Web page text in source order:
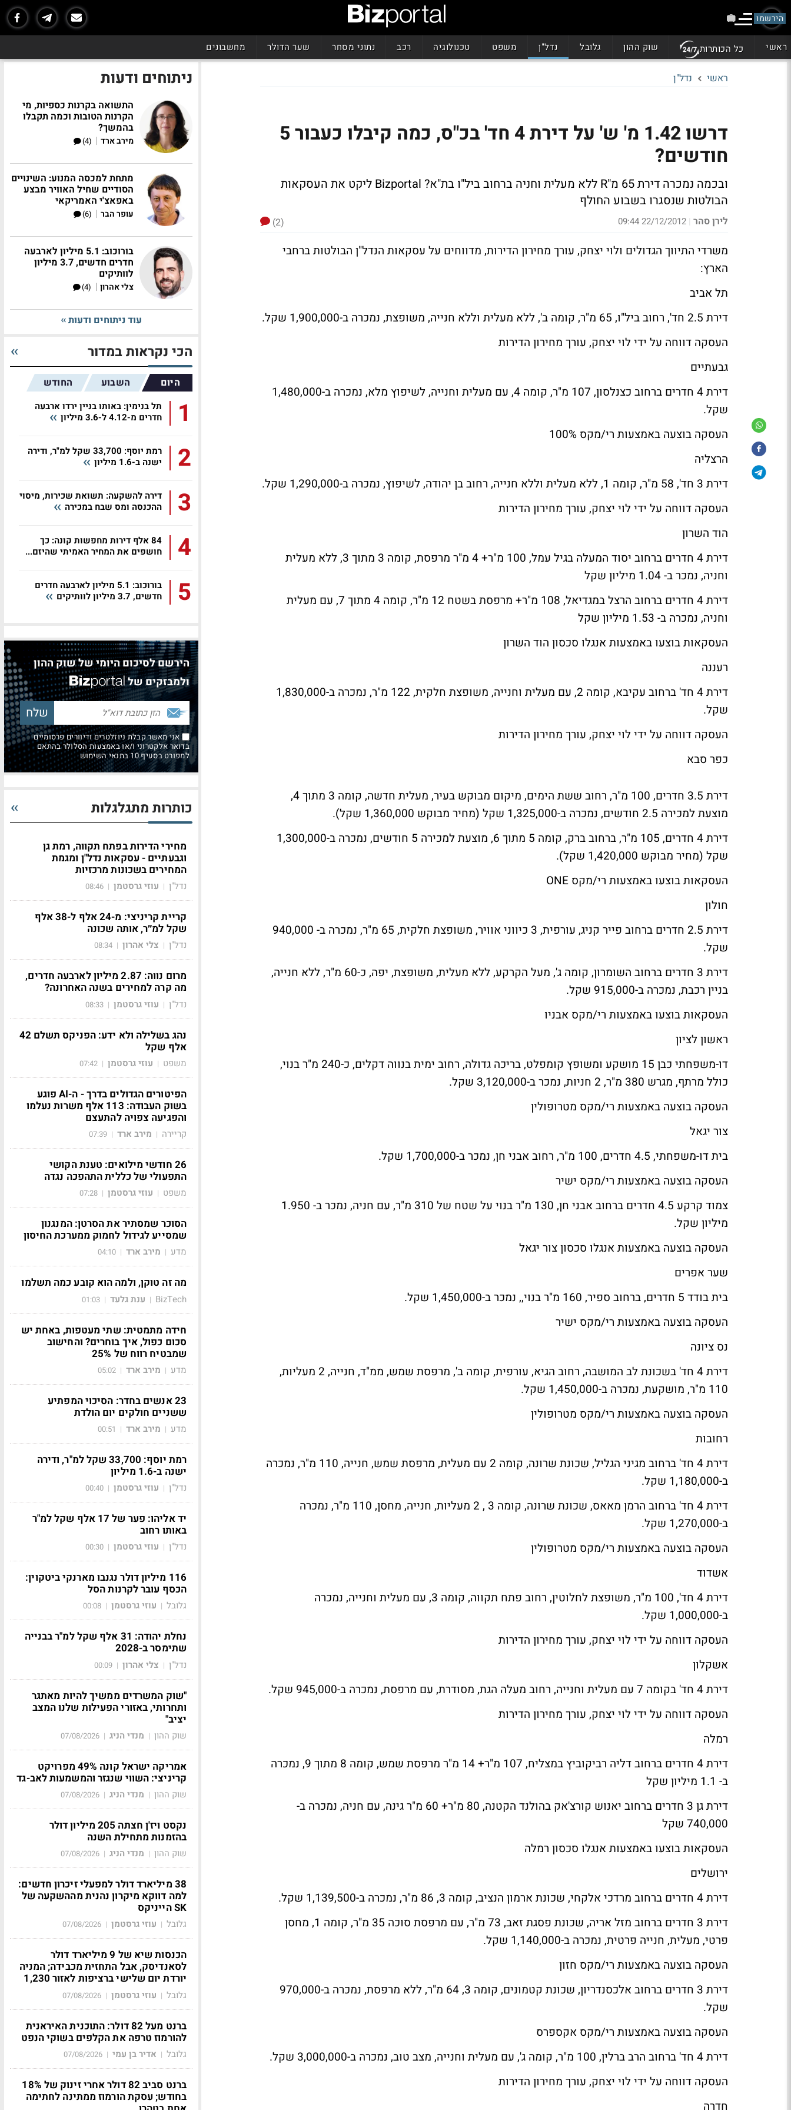
הירשמו
ראשי כל הכותרות שוק ההון גלובל נדל"ן משפט טכנולוגיה רכב נתוני מסחר שער הדולר מחשבונים
ראשי נדל"ן
דרשו 1.42 מ' ש' על דירת 4 חד' בכ"ס, כמה קיבלו כעבור 5
חודשים?
ובכמה נמכרה דירת 65 מ"R ללא מעלית וחניה ברחוב ביל"ו בת"א? Bizportal ליקט את העסקאות
הבולטות שנסגרו בשבוע החולף
לירן סהר |
22/12/2012 09:44
(2)
משרדי התיווך הגדולים ולוי יצחק, עורך מחירון הדירות, מדווחים על עסקאות הנדל"ן הבולטות ברחבי
הארץ:
תל אביב
דירת 2.5 חד', רחוב ביל"ו, 65 מ"ר, קומה ב', ללא מעלית וללא חנייה, משופצת, נמכרה ב-1,900,000 שקל.
העסקה דווחה על ידי לוי יצחק, עורך מחירון הדירות
גבעתיים
דירת 4 חדרים ברחוב כצנלסון, 107 מ"ר, קומה 4, עם מעלית וחנייה, לשיפוץ מלא, נמכרה ב-1,480,000
שקל.
העסקה בוצעה באמצעות רי/מקס 100%
הרצליה
דירת 3 חד', 58 מ"ר, קומה 1, ללא מעלית וללא חנייה, רחוב בן יהודה, לשיפוץ, נמכרה ב-1,290,000 שקל.
העסקה דווחה על ידי לוי יצחק, עורך מחירון הדירות
הוד השרון
דירת 4 חדרים ברחוב יסוד המעלה בגיל עמל, 100 מ"ר+ 4 מ"ר מרפסת, קומה 3 מתוך 3, ללא מעלית
וחניה, נמכר ב- 1.04 מיליון שקל
דירת 4 חדרים ברחוב הרצל במגדיאל, 108 מ"ר+ מרפסת בשטח 12 מ"ר, קומה 4 מתוך 7, עם מעלית
וחניה, נמכרה ב- 1.53 מיליון שקל
העסקאות בוצעו באמצעות אנגלו סכסון הוד השרון
רעננה
דירת 4 חד' ברחוב עקיבא, קומה 2, עם מעלית וחנייה, משופצת חלקית, 122 מ"ר, נמכרה ב-1,830,000
שקל.
העסקה דווחה על ידי לוי יצחק, עורך מחירון הדירות
כפר סבא
דירת 3.5 חדרים, 100 מ"ר, רחוב ששת הימים, מיקום מבוקש בעיר, מעלית חדשה, קומה 3 מתוך 4,
מוצעת למכירה 2.5 חודשים, נמכרה ב-1,325,000 שקל (מחיר מבוקש 1,360,000 שקל).
דירת 4 חדרים, 105 מ"ר, ברחוב ברק, קומה 5 מתוך 6, מוצעת למכירה 5 חודשים, נמכרה ב-1,300,000
שקל (מחיר מבוקש 1,420,000 שקל).
העסקאות בוצעו באמצעות רי/מקס ONE
חולון
דירת 2.5 חדרים ברחוב פייר קניג, עורפית, 3 כיווני אוויר, משופצת חלקית, 65 מ"ר, נמכרה ב- 940,000
שקל.
דירת 3 חדרים ברחוב השומרון, קומה ג', מעל הקרקע, ללא מעלית, משופצת, יפה, כ-60 מ"ר, ללא חנייה,
בניין רכבת, נמכרה ב-915,000 שקל.
העסקאות בוצעו באמצעות רי/מקס אבניו
ראשון לציון
דו-משפחתי כבן 15 מושקע ומשופץ קומפלט, בריכה גדולה, רחוב ימית בנווה דקלים, כ-240 מ"ר בנוי,
כולל מרתף, מגרש 380 מ"ר, 2 חניות, נמכר ב-3,120,000 שקל.
העסקה בוצעה באמצעות רי/מקס מטרופולין
צור יגאל
בית דו-משפחתי, 4.5 חדרים, 100 מ"ר, רחוב אבני חן, נמכר ב-1,700,000 שקל.
העסקה בוצעה באמצעות רי/מקס ישיר
צמוד קרקע 4.5 חדרים ברחוב אבני חן, 130 מ"ר בנוי על שטח של 310 מ"ר, עם חניה, נמכר ב- 1.950
מיליון שקל.
העסקה בוצעה באמצעות אנגלו סכסון צור יגאל
שער אפרים
בית בודד 5 חדרים, ברחוב ספיר, 160 מ"ר בנוי,, נמכר ב-1,450,000 שקל.
העסקה בוצעה באמצעות רי/מקס ישיר
נס ציונה
דירת 4 חד' בשכונת לב המושבה, רחוב הגיא, עורפית, קומה ב', מרפסת שמש, ממ"ד, חנייה, 2 מעליות,
110 מ"ר, מושקעת, נמכרה ב-1,450,000 שקל.
העסקה בוצעה באמצעות רי/מקס מטרופולין
רחובות
דירת 4 חד' ברחוב מגיני הגליל, שכונת שרונה, קומה 2 עם מעלית, מרפסת שמש, חנייה, 110 מ"ר, נמכרה
ב-1,180,000 שקל.
דירת 4 חד' ברחוב הרמן מאאס, שכונת שרונה, קומה 3 , 2 מעליות, חנייה, מחסן, 110 מ"ר, נמכרה
ב-1,270,000 שקל.
העסקה בוצעה באמצעות רי/מקס מטרופולין
אשדוד
דירת 4 חד', 100 מ"ר, משופצת לחלוטין, רחוב פתח תקווה, קומה 3, עם מעלית וחנייה, נמכרה
ב-1,000,000 שקל.
העסקה דווחה על ידי לוי יצחק, עורך מחירון הדירות
אשקלון
דירת 4 חד' בקומה 7 עם מעלית וחנייה, רחוב מעלה הגת, מסודרת, עם מרפסת, נמכרה ב-945,000 שקל.
העסקה דווחה על ידי לוי יצחק, עורך מחירון הדירות
רמלה
דירת 4 חדרים ברחוב דליה רביקוביץ במצליח, 107 מ"ר+ 14 מ"ר מרפסת שמש, קומה 8 מתוך 9, נמכרה
ב- 1.1 מיליון שקל
דירת גן 3 חדרים ברחוב יאנוש קורצ'אק בהולנד הקטנה, 80 מ"ר+ 60 מ"ר גינה, עם חניה, נמכרה ב-
740,000 שקל
העסקאות בוצעו באמצעות אנגלו סכסון רמלה
ירושלים
דירת 4 חדרים ברחוב מרדכי אלקחי, שכונת ארמון הנציב, קומה 3, 86 מ"ר, נמכרה ב-1,139,500 שקל.
דירת 3 חדרים ברחוב מזל אריה, שכונת פסגת זאב, 73 מ"ר, עם מרפסת סוכה 35 מ"ר, קומה 1, מחסן
פרטי, מעלית, חנייה פרטית, נמכרה ב-1,140,000 שקל.
העסקה בוצעה באמצעות רי/מקס חזון
דירת 3 חדרים ברחוב אלכסנדריון, שכונת קטמונים, קומה 3, 64 מ"ר, ללא מרפסת, נמכרה ב-970,000
שקל.
העסקה בוצעה באמצעות רי/מקס אקספרס
דירת 4 חד' ברחוב הרב ברלין, 100 מ"ר, קומה ג', עם מעלית וחנייה, מצב טוב, נמכרה ב-3,000,000 שקל.
העסקה דווחה על ידי לוי יצחק, עורך מחירון הדירות
חדרה
ניתוחים ודעות
התשואה בקרנות כספיות, מי
הקרנות הטובות וכמה תקבלו
בהמשך?
מירב ארד |
(4)
מתחת למכסה המנוע: השינויים
הסודיים שחיל האוויר מבצע
באפאצ'י האמריקאי
עופר הבר |
(6)
בורוכוב: 5.1 מיליון לארבעה
חדרים חדשים, 3.7 מיליון
לוותיקים
צלי אהרון |
(4)
עוד ניתוחים ודעות
הכי נקראות במדור
היום השבוע החודש
1
תל בנימין: באותו בניין ירדו ארבעה
חדרים מ-4.12 ל-3.6 מיליון
2
רמת יוסף: 33,700 שקל למ"ר, ודירה
ישנה ב-1.6 מיליון
3
דירה להשקעה: תשואת שכירות, מיסוי
ההכנסה ומס שבח במכירה
4
84 אלף דירות מחפשות קונה: כך
חושפים את המחיר האמיתי שהיזם...
5
בורוכוב: 5.1 מיליון לארבעה חדרים
חדשים, 3.7 מיליון לוותיקים
הירשם לסיכום היומי של שוק ההון
ולמבזקים של
אני מאשר קבלת ניוזלטרים ודיוורים פרסומיים
בדואר אלקטרוני ו/או באמצעות הסלולר בהתאם
למפורט בסעיף 10 בתנאי השימוש
כותרות מתגלגלות
מחירי הדירות בפתח תקווה, רמת גן
וגבעתיים - עסקאות נדל"ן ומגמת
המחירים בשכונות מרכזיות
נדל"ן | עוזי גרסטמן |
08:46
קריית קריניצי: מ-24 אלף ל-38 אלף
שקל למ״ר, אותה שכונה
נדל"ן | צלי אהרון |
08:34
מרום נווה: 2.87 מיליון לארבעה חדרים,
מה קרה למחירים בשנה האחרונה?
נדל"ן | עוזי גרסטמן |
08:33
נהג בשלילה ולא ידע: הפניקס תשלם 42
אלף שקל
משפט | עוזי גרסטמן |
07:42
הפיטורים הגדולים בדרך - ה-AI פוגע
בשוק העבודה: 113 אלף משרות נעלמו
והפגיעה צפויה להתעצם
קריירה | מירב ארד |
07:39
26 חודשי מילואים: טענת הקושי
התפעולי של כללית התהפכה נגדה
משפט | עוזי גרסטמן |
07:28
הסוכר שמסתיר את הסרטן: המנגנון
שמסייע לגידול לחמוק ממערכת החיסון
מדע | מירב ארד |
04:10
מה זה טוקן, ולמה הוא קובע כמה תשלמו
BizTech
| ענת גלעד |
01:03
חידה מתמטית: שתי מעטפות, באחת יש
סכום כפול, איך בוחרים? והחישוב
שמבטיח רווח של 25%
מדע | מירב ארד |
05:02
23 אנשים בחדר: הסיכוי המפתיע
ששניים חולקים יום הולדת
מדע | מירב ארד |
00:51
רמת יוסף: 33,700 שקל למ"ר, ודירה
ישנה ב-1.6 מיליון
נדל"ן | עוזי גרסטמן |
00:40
יד אליהו: פער של 17 אלף שקל למ"ר
באותו רחוב
נדל"ן | עוזי גרסטמן |
00:30
116 מיליון דולר נגנבו מארנקי ביטקוין:
הכסף עובר לקרנות הסל
גלובל | עוזי גרסטמן |
00:08
נחלת יהודה: 31 אלף שקל למ"ר בבנייה
שתימסר ב-2028
נדל"ן | צלי אהרון |
00:09
"שוק המשרדים ממשיך להיות מאתגר
ותחרותי, באזורי הפעילות שלנו המצב
יציב"
שוק ההון | מנדי הניג |
07/08/2026
אמריקה ישראל קונה 49% מפרויקט
קריניצי: השווי שנגזר והמשמעות לאב-גד
שוק ההון | מנדי הניג |
07/08/2026
נקסט ויז'ן חצתה 205 מיליון דולר
בהזמנות מתחילת השנה
שוק ההון | מנדי הניג |
07/08/2026
38 מיליארד דולר למפעלי זיכרון חדשים:
למה דווקא מיקרון נהנית מההשקעה של
SK הייניקס
גלובל | עוזי גרסטמן |
07/08/2026
הכנסות שיא של 9 מיליארד דולר
לסאנדיסק, אבל התחזית מכבידה; המניה
יורדת יום שלישי ברציפות לאזור 1,230
גלובל | עוזי גרסטמן |
07/08/2026
ברנט מעל 82 דולר: התוכנית האיראנית
להורמוז טרפה את הקלפים בשוקי הנפט
גלובל | אדיר בן עמי |
07/08/2026
ברנט סביב 82 דולר אחרי זינוק של 18%
בחודש; עסקת הורמוז ממתינה לחתימה